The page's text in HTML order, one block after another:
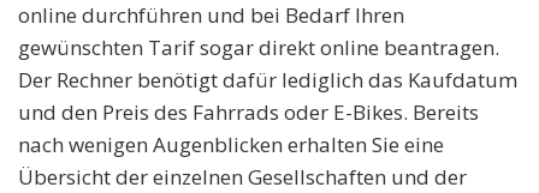
online durchführen und bei Bedarf Ihren
gewünschten Tarif sogar direkt online beantragen.
Der Rechner benötigt dafür lediglich das Kaufdatum
und den Preis des Fahrrads oder E-Bikes. Bereits
nach wenigen Augenblicken erhalten Sie eine
Übersicht der einzelnen Gesellschaften und der